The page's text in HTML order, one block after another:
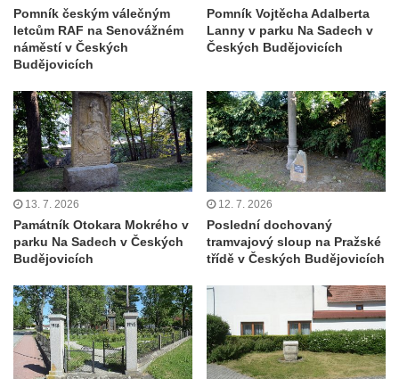
Starých Křečanech
Hrob rodiny Klingerových na hřbitově ve
Starých Křečanech
Tyršových sadech v Jablonci nad Nisou
Pamětní desky obětem 1. světové války na
kapli svaté Alžběty Durynské v Dolních
Křečanech
Pomník Theodora Körnera v Tyršově ulici v
Pomník Františka Josefa I. u křížové cesty
ve Šluknově
Pamětní deska Polské armádě na budově
MÚ v ulici 2. polské armády v Rumburku
Kenotaf Richarda Grossmanna na hřbitově
Pomník českým válečným
letcům RAF na Senovážném
náměstí v Českých
Budějovicích
Pomník Vojtěcha Adalberta
Lanny v parku Na Sadech v
Českých Budějovicích
13. 7. 2026
Památník Otokara Mokrého v
parku Na Sadech v Českých
Budějovicích
12. 7. 2026
Poslední dochovaný
tramvajový sloup na Pražské
třídě v Českých Budějovicích